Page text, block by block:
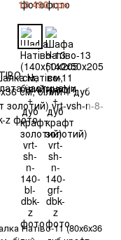
10 490 грн
Натіво-11 (80х6х36